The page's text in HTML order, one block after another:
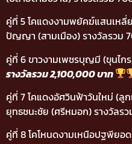
คู่ที่ 5 โคแดงงามพยัคฆ์แสนเหลี่
ปัญญา (สามเมือง) รางวัลรวม
คู่ที่ 6 ขาวงามเพชรบุญมี (ขุนไ
รางวัลรวม 2,100,000 บาท
คู่ที่ 7 โคแดงอัศวินฟ้าวันใหม่ (ลู
ยุทธชนะชัย (ศรีหมอก) รางวัลร
คู่ที่ 8 โคโหนดงามเหนือปฐพียอ